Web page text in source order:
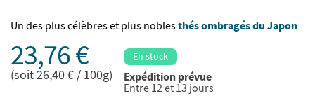
Un des plus célèbres et plus noblesthés ombragés du Japon
23,76 €
(soit 26,40 € / 100g)
En stock
Expédition prévue
Entre 12 et 13 jours